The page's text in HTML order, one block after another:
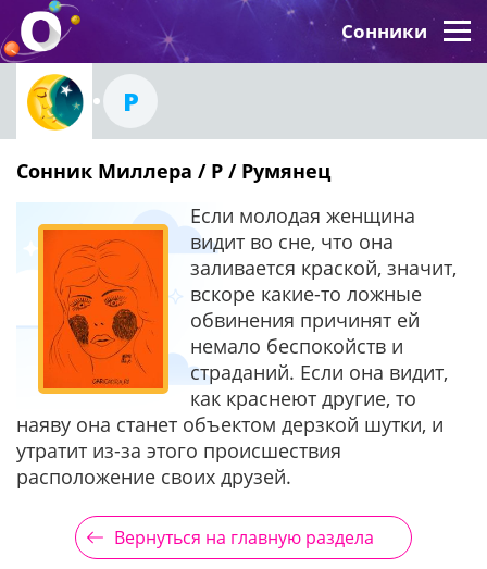
Сонники
Р
Сонник Миллера / Р / Румянец
Если молодая женщина
видит во сне, что она
заливается краской, значит,
вскоре какие-то ложные
обвинения причинят ей
немало беспокойств и
страданий. Если она видит,
как краснеют другие, то
наяву она станет объектом дерзкой шутки, и
утратит из-за этого происшествия
расположение своих друзей.
Вернуться на главную раздела